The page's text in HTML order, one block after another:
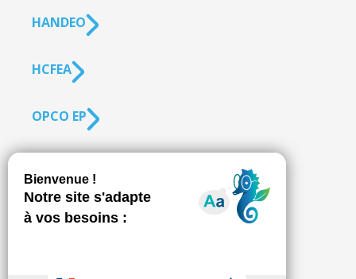
HANDEO
HCFEA
OPCO EP
SUIVEZ-NOUS